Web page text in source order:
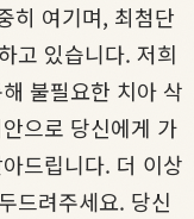
히 여기며, 최첨단
고 있습니다. 저희
불필요한 치아 삭
으로 당신에게 가
드립니다. 더 이상
드려주세요. 당신